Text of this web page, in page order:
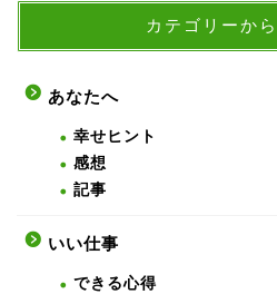
カテゴリーか
あなたへ
幸せヒント
感想
記事
いい仕事
できる心得